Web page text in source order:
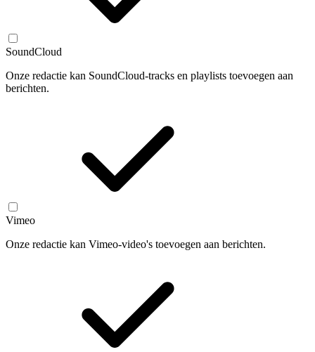
SoundCloud
Onze redactie kan SoundCloud-tracks en playlists toevoegen aan
berichten.
Vimeo
Onze redactie kan Vimeo-video's toevoegen aan berichten.